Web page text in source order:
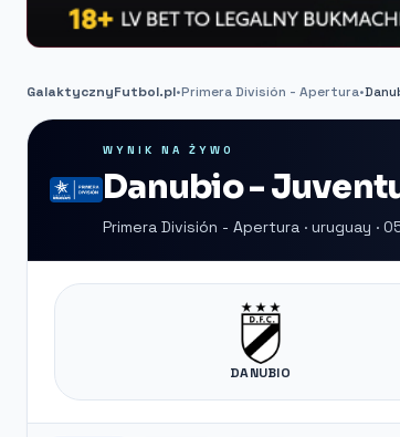
GalaktycznyFutbol.pl•Primera División - Apertura•
WYNIK NA ŻYWO
Danubio -
Primera División - Apertura · uruguay ·
DANUBIO